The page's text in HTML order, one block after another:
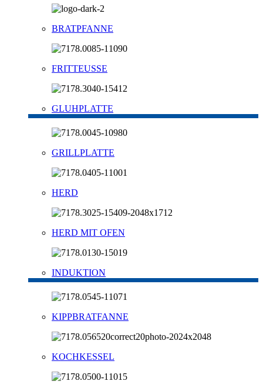
BRATPFANNE
FRITTEUSSE
GLUHPLATTE
GRILLPLATTE
HERD
HERD MIT OFEN
INDUKTION
KIPPBRATFANNE
KOCHKESSEL